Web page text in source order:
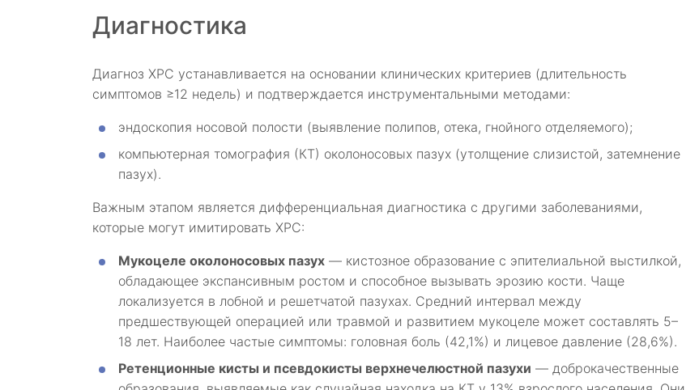
Диагностика
Диагноз ХРС устанавливается на основании клинических критериев (длительность
симптомов ≥12 недель) и подтверждается инструментальными методами:
эндоскопия носовой полости (выявление полипов, отека, гнойного отделяемого);
компьютерная томография (КТ) околоносовых пазух (утолщение слизистой, затемнение
пазух).
Важным этапом является дифференциальная диагностика с другими заболеваниями,
которые могут имитировать ХРС:
Мукоцеле околоносовых пазух — кистозное образование с эпителиальной выстилкой,
обладающее экспансивным ростом и способное вызывать эрозию кости. Чаще
локализуется в лобной и решетчатой пазухах. Средний интервал между
предшествующей операцией или травмой и развитием мукоцеле может составлять 5–
18 лет. Наиболее частые симптомы: головная боль (42,1%) и лицевое давление (28,6%).
Ретенционные кисты и псевдокисты верхнечелюстной пазухи — доброкачественные